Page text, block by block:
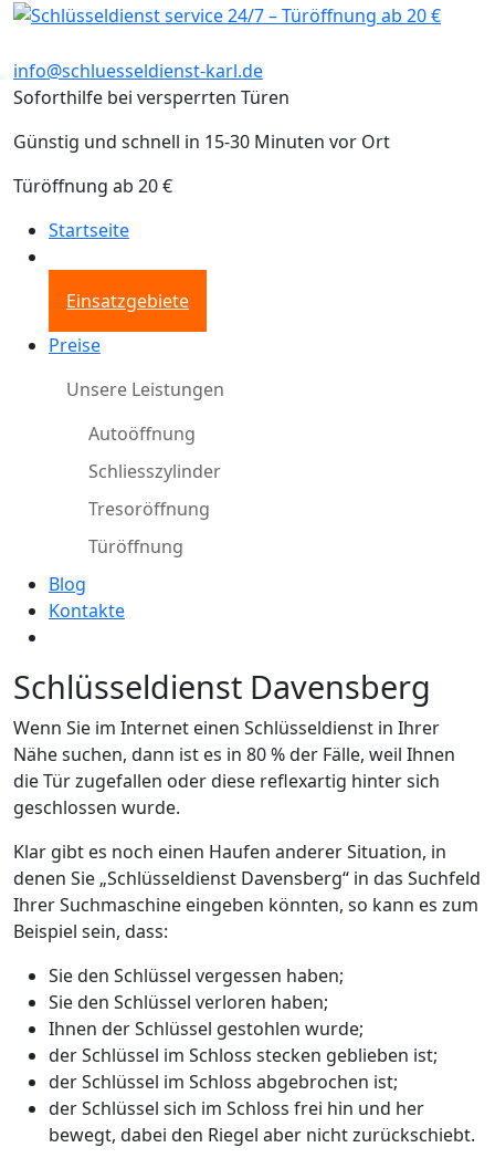
info@schluesseldienst-karl.de
Soforthilfe bei versperrten Türen
Günstig und schnell in 15-30 Minuten vor Ort
Türöffnung ab 20 €
Startseite
Einsatzgebiete
Preise
Unsere Leistungen
Autoöffnung
Schliesszylinder
Tresoröffnung
Türöffnung
Blog
Kontakte
Schlüsseldienst Davensberg
Wenn Sie im Internet einen Schlüsseldienst in Ihrer
Nähe suchen, dann ist es in 80 % der Fälle, weil Ihnen
die Tür zugefallen oder diese reflexartig hinter sich
geschlossen wurde.
Klar gibt es noch einen Haufen anderer Situation, in
denen Sie „Schlüsseldienst Davensberg“ in das Suchfeld
Ihrer Suchmaschine eingeben könnten, so kann es zum
Beispiel sein, dass:
Sie den Schlüssel vergessen haben;
Sie den Schlüssel verloren haben;
Ihnen der Schlüssel gestohlen wurde;
der Schlüssel im Schloss stecken geblieben ist;
der Schlüssel im Schloss abgebrochen ist;
der Schlüssel sich im Schloss frei hin und her
bewegt, dabei den Riegel aber nicht zurückschiebt.